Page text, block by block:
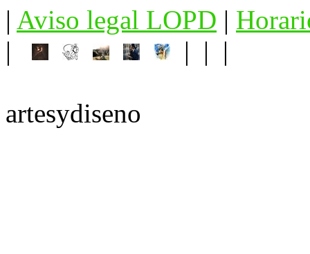
| Aviso legal LOPD |
|
| | |
artesydiseno